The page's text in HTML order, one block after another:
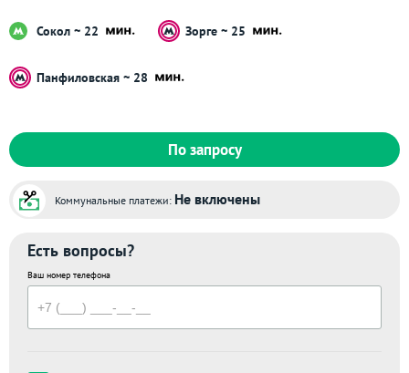
Сокол ~ 22 Зорге ~ 25
Панфиловская ~ 28
По запросу
Коммунальные платежи: Не включены
Есть вопросы?
Ваш номер телефона